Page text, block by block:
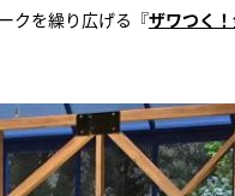
クを繰り広げる『ザワつく
『アイ＝ラブ
E齋藤樹愛羅